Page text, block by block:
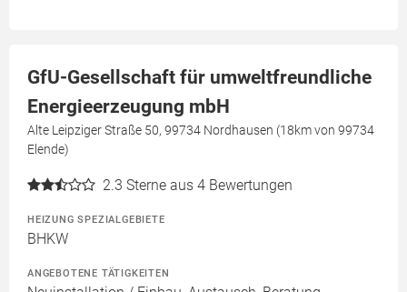
GfU-Gesellschaft für umweltfreundliche
Energieerzeugung mbH
Alte Leipziger Straße 50, 99734 Nordhausen (18km von 99734
Elende)
2.3 Sterne aus 4 Bewertungen
HEIZUNG SPEZIALGEBIETE
BHKW
ANGEBOTENE TÄTIGKEITEN